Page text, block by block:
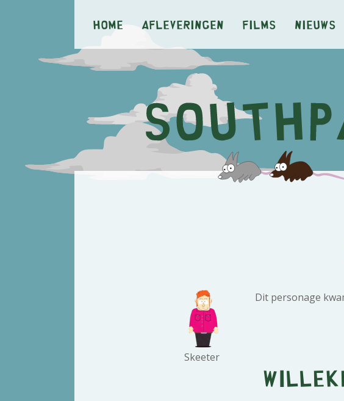
Home Afleveringen Films Nieuws
Skeeter
Dit personage